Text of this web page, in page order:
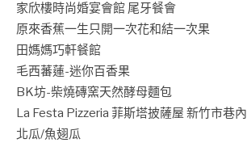
家欣樓時尚婚宴會館 尾牙餐會
原來香蕉一生只開一次花和結一次果
田媽媽巧軒餐館
毛西蕃蓮-迷你百香果
BK坊-柴燒磚窯天然酵母麵包
La Festa Pizzeria 菲斯塔披薩屋 新竹市巷
北瓜/魚翅瓜